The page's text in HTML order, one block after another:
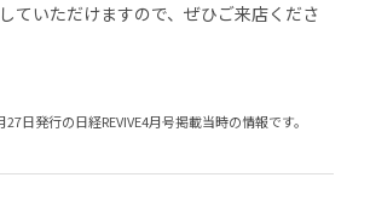
ていただけますので、ぜひご来店くださ
日発行の日経REVIVE4月号掲載当時の情報です。